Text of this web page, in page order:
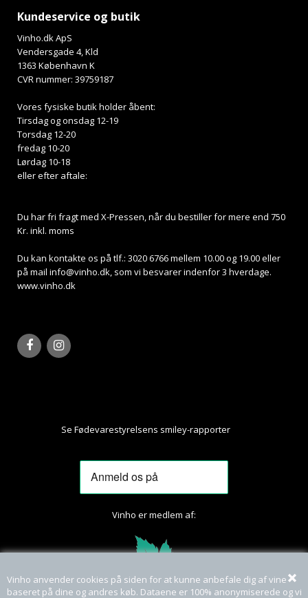
Vinho anvender cookies på siden for at kunne anbefale dig af vine
baseret på dine og andres køb. Dataene er 100% anonymiserede og vi
Kundeservice og butik
Vinho.dk ApS
Vendersgade 4, Kld
1363 København K
CVR nummer: 39759187
Vores fysiske butik holder åbent:
Tirsdag og onsdag 12-19
Torsdag 12-20
fredag 10-20
Lørdag 10-18
eller efter aftale:
Du har fri fragt med X-Pressen, når du bestiller for mere end 750
Kr. inkl. moms
Du kan kontakte os på tlf.: 3020 6766 mellem 10.00 og 19.00 eller
på mailinfo@vinho.dk, som vi besvarer indenfor 3 hverdage.
www.vinho.dk
Se Fødevarestyrelsens smiley-rapporterHer
Vinho er medlem af: